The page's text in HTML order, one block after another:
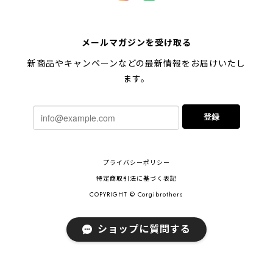
【 柴犬 毛色3色】マグカップ お家用 プレゼント コーギーブラザーズ 犬 うちの子
2024/02/10
した！とても早い対応でありがとうございました。 プ
レゼント用だったけど自分用にも買いたいと思います。
ありがとうございました！！！
メールマガジンを受け取る
新商品やキャンペーンなどの最新情報をお届けいたし
ます。
登録
プライバシーポリシー
特定商取引法に基づく表記
COPYRIGHT © Corgibrothers
ショップに質問する